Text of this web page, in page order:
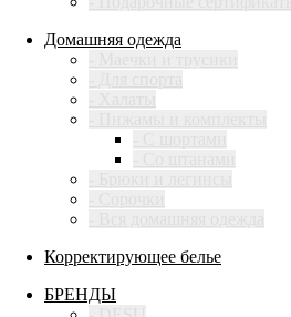
Домашняя одежда
Корректирующее белье
БРЕНДЫ